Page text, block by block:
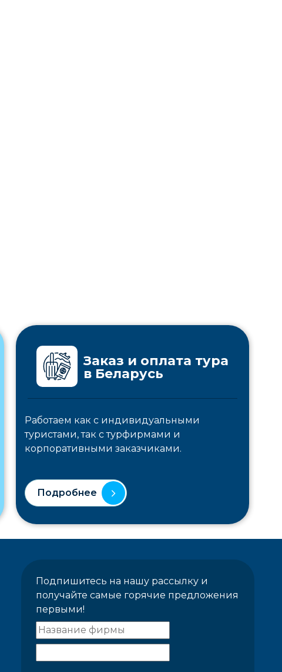
Заказ и оплата тура
в Беларусь
Работаем как с индивидуальными
туристами, так с турфирмами и
корпоративными заказчиками.
Подробнее
Подпишитесь на нашу рассылку и
получайте самые горячие предложения
первыми!